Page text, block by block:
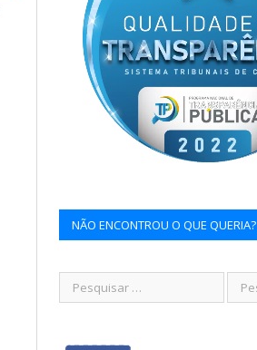
NÃO ENCONTROU O QUE QUERIA?